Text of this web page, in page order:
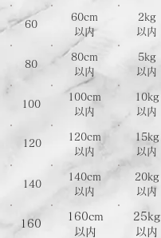
60
60cm
以内
2kg
以内
80
100
80cm
以内
100cm
以内
5kg
以内
10kg
以内
120
120cm
以内
15kg
以内
140
140cm
以内
20kg
以内
160
160cm
以内
25kg
以内